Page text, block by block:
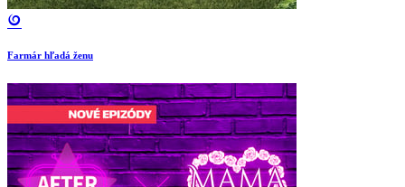
Farmár hľadá ženu